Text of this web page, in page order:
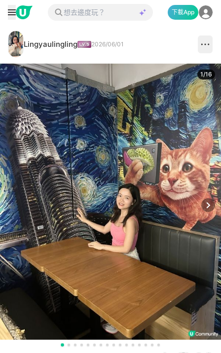
下載App
Lingyaulingling 2026/06/01
1/16